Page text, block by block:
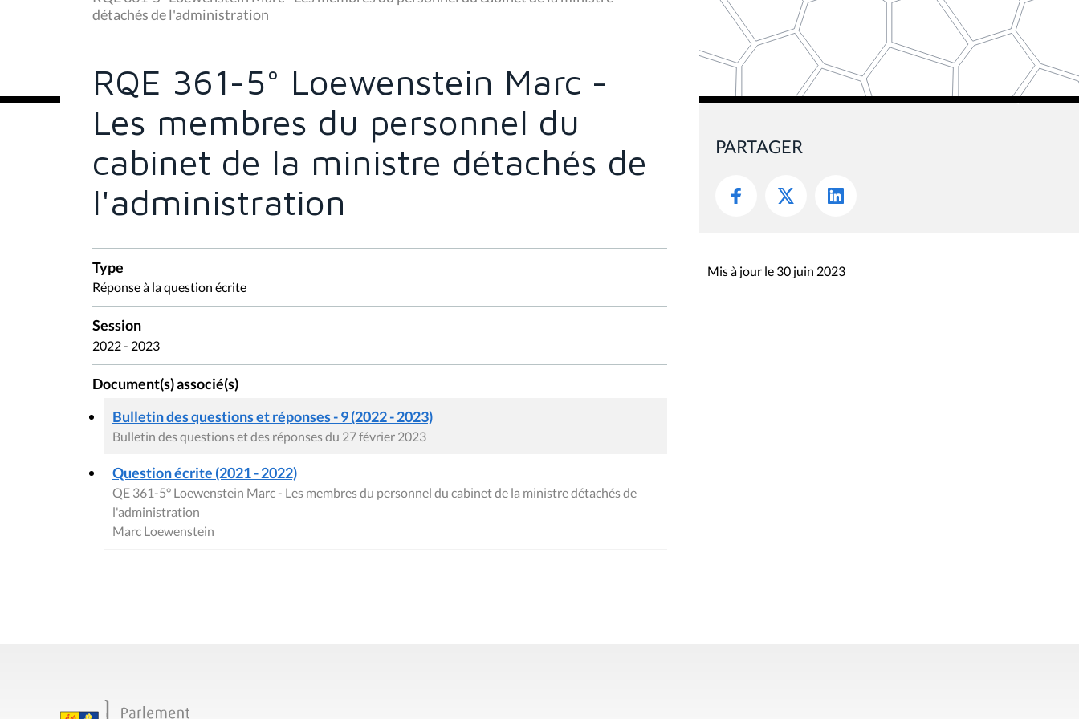
s
ê
détachés de l'administration
RQE 361-5° Loewenstein Marc -
Les membres du personnel du
cabinet de la ministre détachés de
l'administration
Type
Réponse à la question écrite
Session
2022 - 2023
Document(s) associé(s)
Bulletin des questions et réponses - 9 (2022 - 2023)
Bulletin des questions et des réponses du 27 février 2023
Question écrite (2021 - 2022)
QE 361-5° Loewenstein Marc - Les membres du personnel du cabinet de la ministre détachés de
l'administration
Marc Loewenstein
PARTAGER
Mis à jour le 30 juin 2023